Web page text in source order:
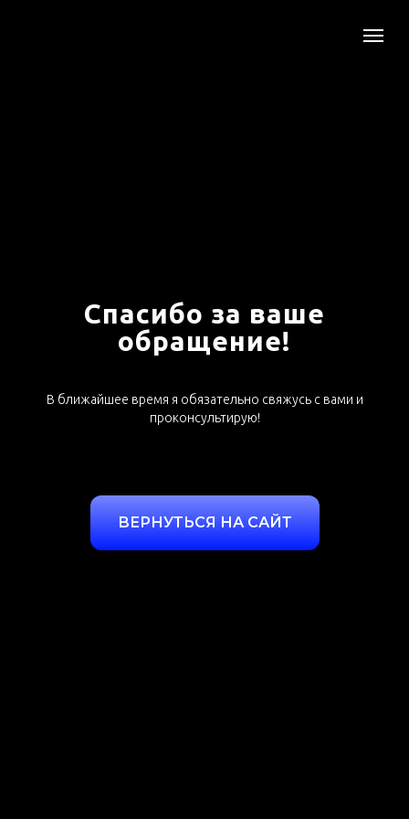
Спасибо за ваше
обращение!
В ближайшее время я обязательно свяжусь с вами и
проконсультирую!
ВЕРНУТЬСЯ НА САЙТ